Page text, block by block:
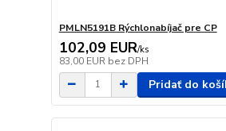
PMLN5191B Rýchlonabíjač pre CP
102,09 EUR/ks
83,00 EUR bez DPH
Pridať do